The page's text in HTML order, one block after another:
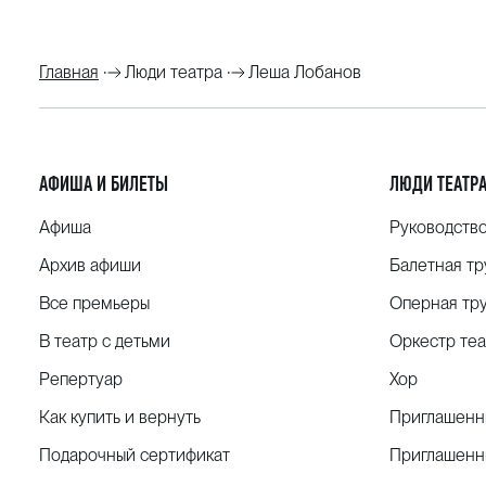
Главная Люди театра Леша Лобанов
АФИША И БИЛЕТЫ
Афиша
Архив афиши
Все премьеры
В театр с детьми
Репертуар
Как купить и вернуть
Подарочный сертификат
ЛЮДИ ТЕАТРА
Балетная
Оперная
Оркестр
Хор